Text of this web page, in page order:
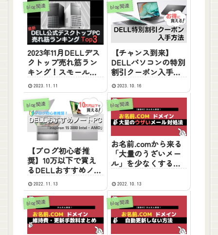
blog関連
2023年11月DELLデス
クトップ売れ筋ラン
キング！スモールデ
スクトップがリー
ド、ビジネスからク
リエイティブまで充
実ラインナップ
2023.11.11
blog関連
【チャンス到来】
DELLパソコンの特別
割引クーポン入手方
法！2023年10月最新
版2023.10.16
blog関連
【ブログ初心者推
奨】10万以下で買え
るDELLおすすめノー
トPC「Inspiron 15
3000 Intel・AMD」
2022.11.13
blog関連
お名前.comから来る
「大量のうざいメー
ル」を少なくする対
2022.10.13
blog関連 blog関連